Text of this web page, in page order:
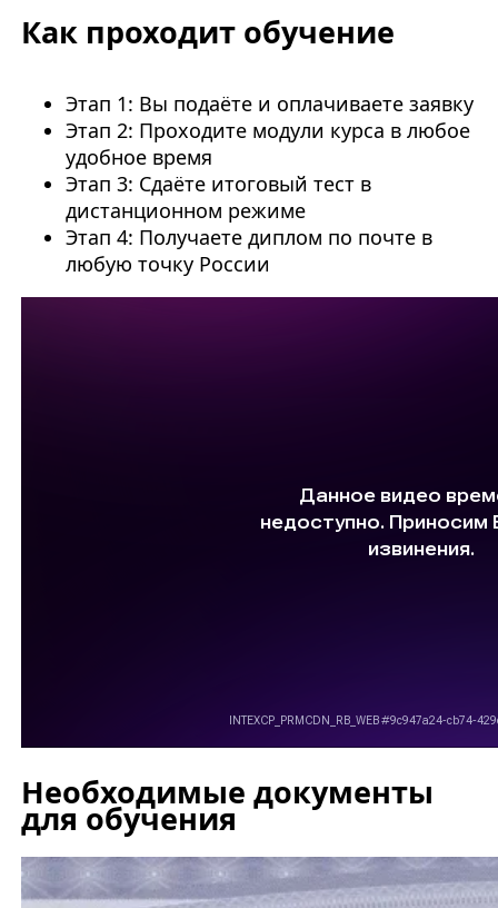
Как проходит обучение
Этап 1: Вы подаёте и оплачиваете заявку
Этап 2: Проходите модули курса в любое
удобное время
Этап 3: Сдаёте итоговый тест в
дистанционном режиме
Этап 4: Получаете диплом по почте в
любую точку России
Необходимые документы
для обучения